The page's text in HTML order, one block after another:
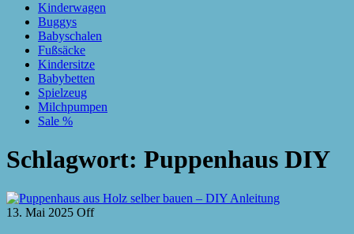
Kinderwagen
Buggys
Babyschalen
Fußsäcke
Kindersitze
Babybetten
Spielzeug
Milchpumpen
Sale %
Schlagwort: Puppenhaus DIY
13. Mai 2025 Off